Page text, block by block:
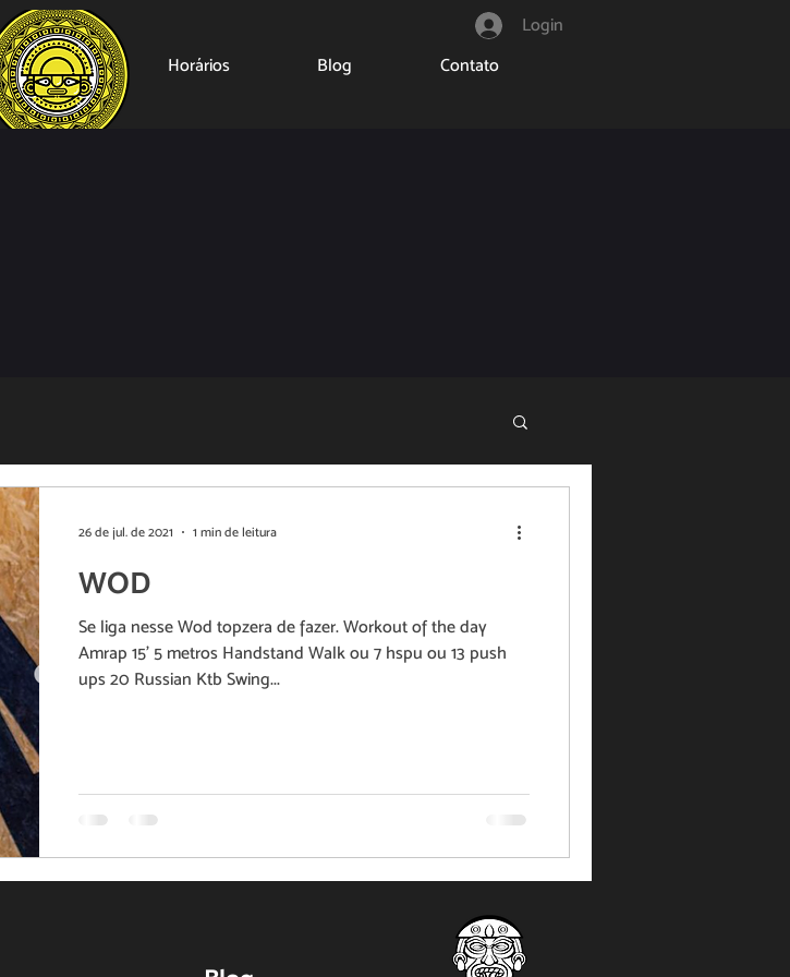
Horários
Login
Blog
Contato
WOD
Se liga nesse Wod topzera de fazer. Workout of the day
Amrap 15' 5 metros Handstand Walk ou 7 hspu ou 13 push
ups 20 Russian Ktb Swing...
26 de jul. de 2021 1 min de leitura